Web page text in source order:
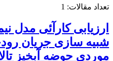
تعداد مقالات: 1
شبیه سازی جریان
موردی حوضه آبخیز